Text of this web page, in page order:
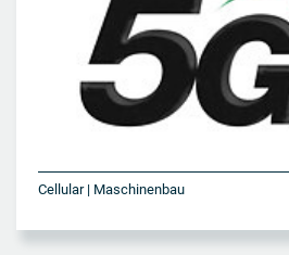
Cellular | Maschinenbau